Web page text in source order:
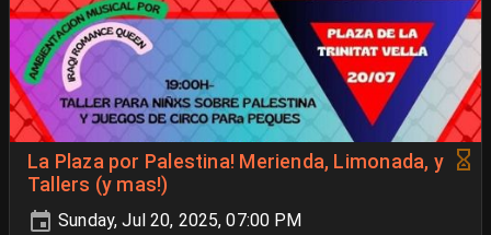
La Plaza por Palestina! Merienda, Limonada, y
Tallers (y mas!)
Sunday, Jul 20, 2025, 07:00 PM